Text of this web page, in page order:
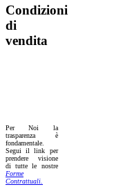
Condizioni
di
vendita
Per Noi la
trasparenza è
fondamentale.
Segui il link per
prendere visione
di tutte le nostre
Forme
Contrattuali.